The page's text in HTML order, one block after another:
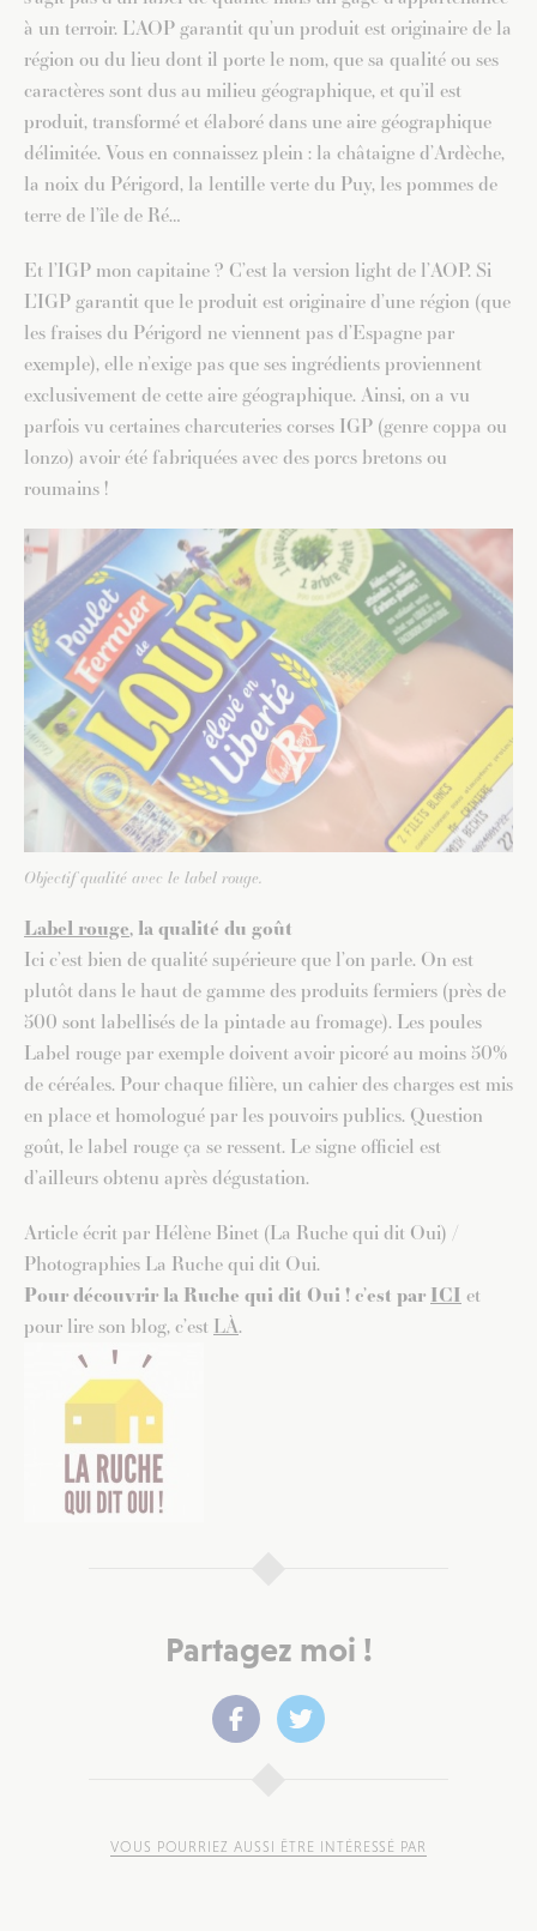
à un terroir. L’AOP garantit qu’un produit est originaire de la
région ou du lieu dont il porte le nom, que sa qualité ou ses
caractères sont dus au milieu géographique, et qu’il est
produit, transformé et élaboré dans une aire géographique
délimitée. Vous en connaissez plein : la châtaigne d’Ardèche,
la noix du Périgord, la lentille verte du Puy, les pommes de
terre de l’île de Ré…
Et l’IGP mon capitaine ? C’est la version light de l’AOP. Si
L’IGP garantit que le produit est originaire d’une région (que
les fraises du Périgord ne viennent pas d’Espagne par
exemple), elle n’exige pas que ses ingrédients proviennent
exclusivement de cette aire géographique. Ainsi, on a vu
parfois vu certaines charcuteries corses IGP (genre coppa ou
lonzo) avoir été fabriquées avec des porcs bretons ou
roumains !
Objectif qualité avec le label rouge.
Label rouge, la qualité du goût
Ici c’est bien de qualité supérieure que l’on parle. On est
plutôt dans le haut de gamme des produits fermiers (près de
500 sont labellisés de la pintade au fromage). Les poules
Label rouge par exemple doivent avoir picoré au moins 50%
de céréales. Pour chaque filière, un cahier des charges est mis
en place et homologué par les pouvoirs publics. Question
goût, le label rouge ça se ressent. Le signe officiel est
d’ailleurs obtenu après dégustation.
Article écrit par Hélène Binet (La Ruche qui dit Oui) /
Photographies La Ruche qui dit Oui.
Pour découvrir la Ruche qui dit Oui ! c’est par ICI et
pour lire son blog, c’est LÀ.
Partagez moi !
VOUS POURRIEZ AUSSI ÊTRE INTÉRESSÉ PAR